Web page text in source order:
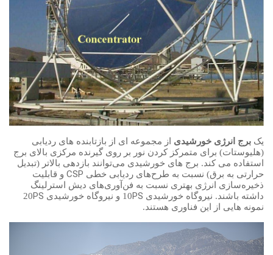
یک برج انرژی خورشیدی از مجموعه ای از بازتابنده های ردیابی
(هلیوستات) برای متمرکز کردن نور بر روی گیرنده مرکزی بالای برج
استفاده می کند. برج ‌های خورشیدی می‌توانند بازدهی بالاتر (تبدیل
حرارتی به برق) نسبت به طرح‌های ردیابی خطی CSP و قابلیت
ذخیره‌سازی انرژی بهتری نسبت به فن‌آوری‌های دیش استرلینگ
داشته باشند. نیروگاه خورشیدی PS10 و نیروگاه خورشیدی PS
20
نمونه هایی از این فناوری هستند.